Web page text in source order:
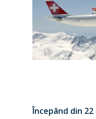
Începând din 22